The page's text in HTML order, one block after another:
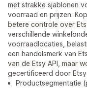
met strakke sjablonen
voorraad en prijzen.
betere controle over
verschillende
voorraadlocaties,
een handelsmerk van
van de Etsy API, maar
gecertificeerd door
Productsegmentatie